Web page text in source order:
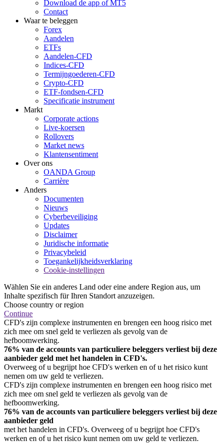
Download de app of MT5
Contact
Waar te beleggen
Forex
Aandelen
ETFs
Aandelen-CFD
Indices-CFD
Termijngoederen-CFD
Crypto-CFD
ETF-fondsen-CFD
Specificatie instrument
Markt
Corporate actions
Live-koersen
Rollovers
Market news
Klantensentiment
Over ons
OANDA Group
Carrière
Anders
Documenten
Nieuws
Cyberbeveiliging
Updates
Disclaimer
Juridische informatie
Privacybeleid
Toegankelijkheidsverklaring
Cookie-instellingen
Wählen Sie ein anderes Land oder eine andere Region aus, um
Inhalte spezifisch für Ihren Standort anzuzeigen.
Choose country or region
Continue
CFD's zijn complexe instrumenten en brengen een hoog risico met
zich mee om snel geld te verliezen als gevolg van de
hefboomwerking.
76% van de accounts van particuliere beleggers verliest bij deze
aanbieder geld met het handelen in CFD's.
Overweeg of u begrijpt hoe CFD's werken en of u het risico kunt
nemen om uw geld te verliezen.
CFD's zijn complexe instrumenten en brengen een hoog risico met
zich mee om snel geld te verliezen als gevolg van de
hefboomwerking.
76% van de accounts van particuliere beleggers verliest bij deze
aanbieder geld
met het handelen in CFD's. Overweeg of u begrijpt hoe CFD's
werken en of u het risico kunt nemen om uw geld te verliezen.